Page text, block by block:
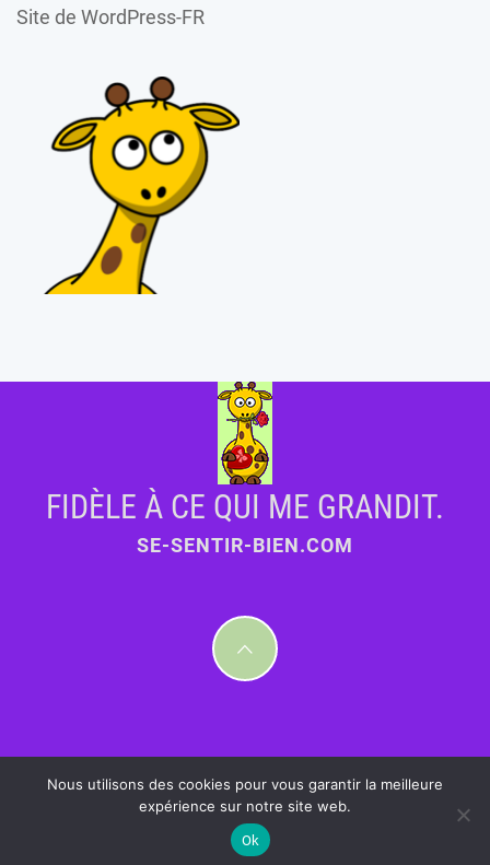
Site de WordPress-FR
FIDÈLE À CE QUI ME GRANDIT.
SE-SENTIR-BIEN.COM
Nous utilisons des cookies pour vous garantir la meilleure
expérience sur notre site web.
Ok